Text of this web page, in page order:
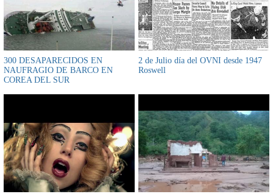
300 DESAPARECIDOS EN
NAUFRAGIO DE BARCO EN
COREA DEL SUR
2 de Julio día del OVNI desde 1947
Roswell